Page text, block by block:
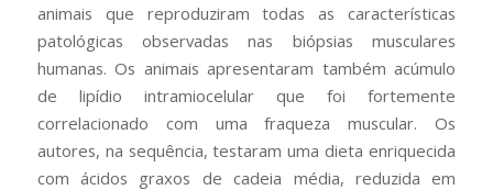
animais que reproduziram todas as características
patológicas observadas nas biópsias musculares
humanas. Os animais apresentaram também acúmulo
de lipídio intramiocelular que foi fortemente
correlacionado com uma fraqueza muscular. Os
autores, na sequência, testaram uma dieta enriquecida
com ácidos graxos de cadeia média, reduzida em